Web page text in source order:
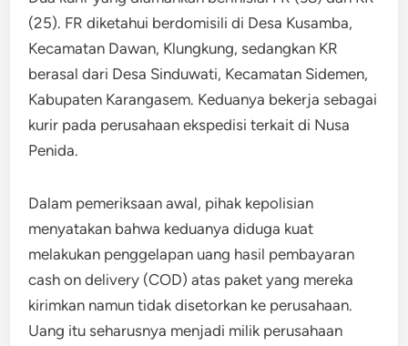
(25). FR diketahui berdomisili di Desa Kusamba,
Kecamatan Dawan, Klungkung, sedangkan KR
berasal dari Desa Sinduwati, Kecamatan Sidemen,
Kabupaten Karangasem. Keduanya bekerja sebagai
kurir pada perusahaan ekspedisi terkait di Nusa
Penida.
Dalam pemeriksaan awal, pihak kepolisian
menyatakan bahwa keduanya diduga kuat
melakukan penggelapan uang hasil pembayaran
cash on delivery (COD) atas paket yang mereka
kirimkan namun tidak disetorkan ke perusahaan.
Uang itu seharusnya menjadi milik perusahaan